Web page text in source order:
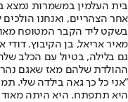
בית העלמין במשמרות נמצא
אחר הצהריים, ואנחנו הולכים
בשקט ליד הקבר המטופח
מאיר אריאל, בן הקיבוץ.
גם בלילה, בטיול עם הכלב
ההולדת שלהם מאז שאגם
"אני כל כך גאה בילדה שלי.
היא תתפתח. היא היתה